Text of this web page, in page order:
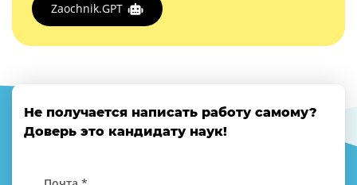
Zaochnik.GPT
Не получается написать работу самому?
Доверь это кандидату наук!